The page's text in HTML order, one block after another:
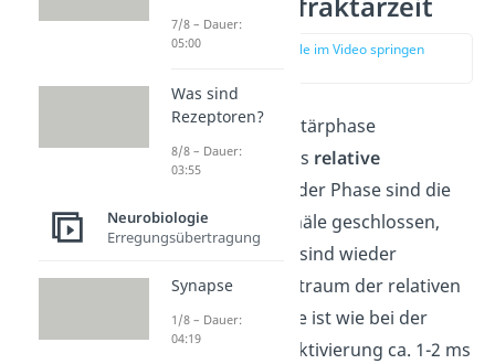
zur Stelle im Video springen
Die zweite Refraktärphase
bezeichnest du als relative
. In der Phase sind die
Natriumionenkanäle geschlossen,
aber die meisten sind wieder
erregbar. Der Zeitraum der relativen
refraktären Phase ist wie bei der
vollständigen Inaktivierung ca. 1-2 ms
7/8 – Dauer:
05:00
Was sind
Rezeptoren?
8/8 – Dauer:
03:55
Neurobiologie
Erregungsübertragung
Synapse
1/8 – Dauer:
04:19